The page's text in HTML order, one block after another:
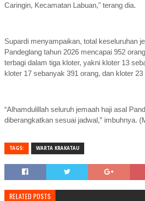
Caringin, Kecamatan Labuan," terang dia.
Supardi menyampaikan, total keseluruhan
Pandeglang tahun 2026 mencapai 952
terbagi dalam tiga kloter, yakni kloter 13
kloter 17 sebanyak 391 orang, dan kloter
“Alhamdulillah seluruh jemaah haji asal
diberangkatkan sesuai jadwal,” imbuhnya.
TAGS: WARTA KRAKATAU
RELATED POSTS